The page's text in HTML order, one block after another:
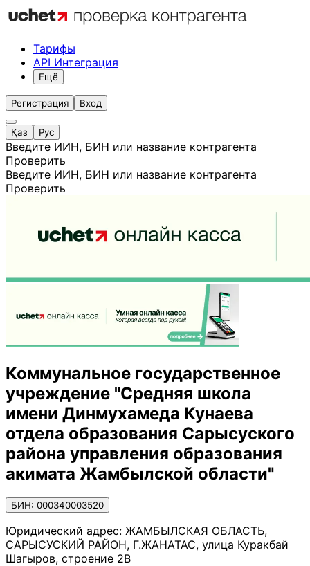
Тарифы
API Интеграция
Ещё
Регистрация Вход
Қаз Рус
Введите ИИН, БИН или название контрагента
Проверить
Введите ИИН, БИН или название контрагента
Проверить
Коммунальное государственное
учреждение "Средняя школа
имени Динмухамеда Кунаева
отдела образования Сарысуского
района управления образования
акимата Жамбылской области"
БИН: 000340003520
Юридический адрес: ЖАМБЫЛСКАЯ ОБЛАСТЬ,
САРЫСУСКИЙ РАЙОН, Г.ЖАНАТАС, улица Куракбай
Шагыров, строение 2В